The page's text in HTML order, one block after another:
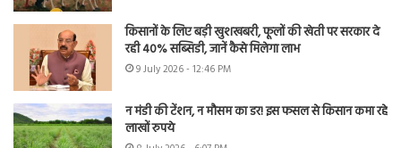
किसानों के लिए बड़ी खुशखबरी, फूलों की खेती पर सरकार दे
रही 40% सब्सिडी, जानें कैसे मिलेगा लाभ
9 July 2026 - 12:46 PM
न मंडी की टेंशन, न मौसम का डर! इस फसल से किसान कमा रहे
लाखों रुपये